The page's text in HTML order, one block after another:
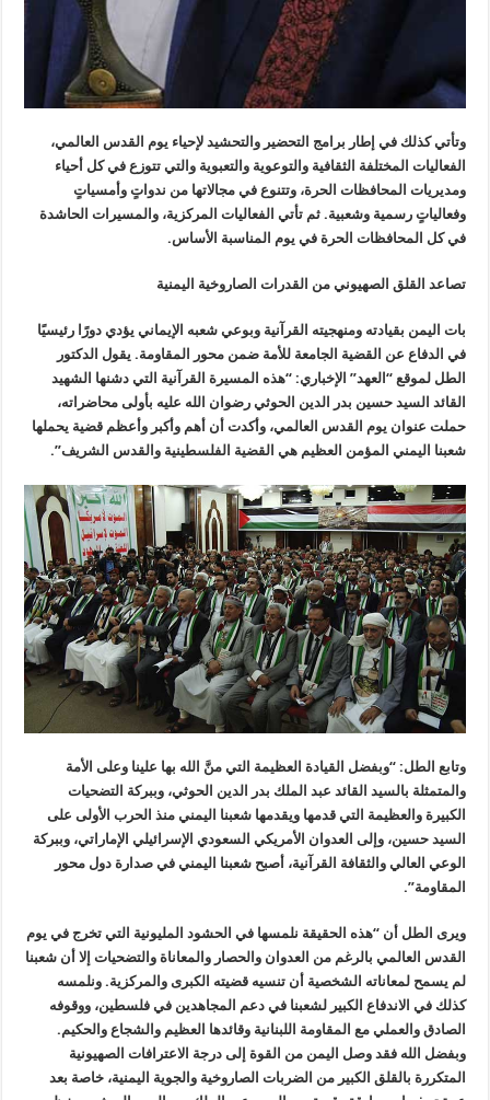
وتأتي كذلك في إطار برامج التحضير والتحشيد لإحياء يوم القدس العالمي،
الفعاليات المختلفة الثقافية والتوعوية والتعبوية والتي تتوزع في كل أحياء
ومديريات المحافظات الحرة، وتتنوع في مجالاتها من ندواتٍ وأمسياتٍ
وفعالياتٍ رسمية وشعبية. ثم تأتي الفعاليات المركزية، والمسيرات الحاشدة
في كل المحافظات الحرة في يوم المناسبة الأساس.
تصاعد القلق الصهيوني من القدرات الصاروخية اليمنية
بات اليمن بقيادته ومنهجيته القرآنية وبوعي شعبه الإيماني يؤدي دورًا رئيسيًا
في الدفاع عن القضية الجامعة للأمة ضمن محور المقاومة. يقول الدكتور
الطل لموقع “العهد” الإخباري: “هذه المسيرة القرآنية التي دشنها الشهيد
القائد السيد حسين بدر الدين الحوثي رضوان الله عليه بأولى محاضراته،
حملت عنوان يوم القدس العالمي، وأكدت أن أهم وأكبر وأعظم قضية يحملها
شعبنا اليمني المؤمن العظيم هي القضية الفلسطينية والقدس الشريف”.
وتابع الطل: “وبفضل القيادة العظيمة التي منَّ الله بها علينا وعلى الأمة
والمتمثلة بالسيد القائد عبد الملك بدر الدين الحوثي، وببركة التضحيات
الكبيرة والعظيمة التي قدمها ويقدمها شعبنا اليمني منذ الحرب الأولى على
السيد حسين، وإلى العدوان الأمريكي السعودي الإسرائيلي الإماراتي، وببركة
الوعي العالي والثقافة القرآنية، أصبح شعبنا اليمني في صدارة دول محور
المقاومة”.
ويرى الطل أن “هذه الحقيقة نلمسها في الحشود المليونية التي تخرج في يوم
القدس العالمي بالرغم من العدوان والحصار والمعاناة والتضحيات إلا أن شعبنا
لم يسمح لمعاناته الشخصية أن تنسيه قضيته الكبرى والمركزية. ونلمسه
كذلك في الاندفاع الكبير لشعبنا في دعم المجاهدين في فلسطين، ووقوفه
الصادق والعملي مع المقاومة اللبنانية وقائدها العظيم والشجاع والحكيم.
وبفضل الله فقد وصل اليمن من القوة إلى درجة الاعترافات الصهيونية
المتكررة بالقلق الكبير من الضربات الصاروخية والجوية اليمنية، خاصة بعد